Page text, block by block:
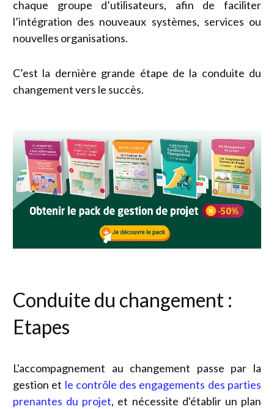
chaque groupe d’utilisateurs, afin de faciliter
l’intégration des nouveaux systèmes, services ou
nouvelles organisations.
C’est la dernière grande étape de la conduite du
changement vers le succès.
Conduite du changement :
Etapes
L'accompagnement au changement passe par la
gestion et le contrôle des engagements des parties
prenantes du projet, et nécessite d'établir un plan